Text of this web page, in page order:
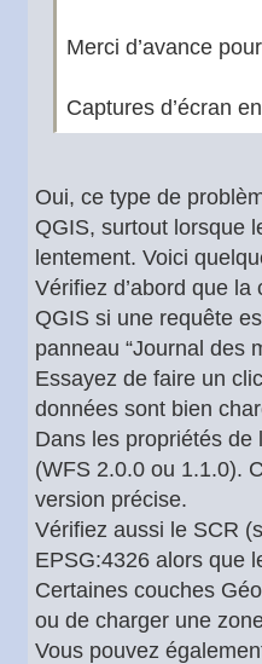
Merci d’avance
Captures d’écran
Oui, ce type de
QGIS, surtout lorsque
lentement. Voici
Vérifiez d’abord que
QGIS si une requête
panneau “Journal des
Essayez de faire un
données sont bien
Dans les propriétés
(WFS 2.0.0 ou 1.1.0).
version précise.
Vérifiez aussi le SCR
EPSG:4326 alors que
Certaines couches
ou de charger une
Vous pouvez